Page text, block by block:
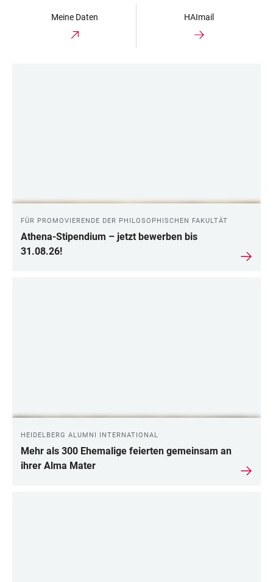
Meine Daten HAImail
FÜR PROMOVIERENDE DER PHILOSOPHISCHEN FAKULTÄT
Athena-Stipendium – jetzt bewerben bis
31.08.26!
HEIDELBERG ALUMNI INTERNATIONAL
Mehr als 300 Ehemalige feierten gemeinsam an
ihrer Alma Mater